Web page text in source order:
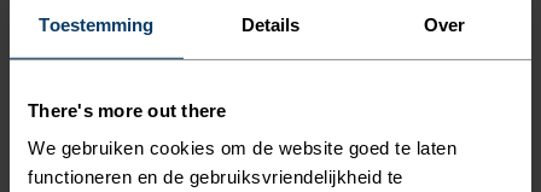
Toestemming Details Over
There's more out there
We gebruiken cookies om de website goed te laten
functioneren en de gebruiksvriendelijkheid te